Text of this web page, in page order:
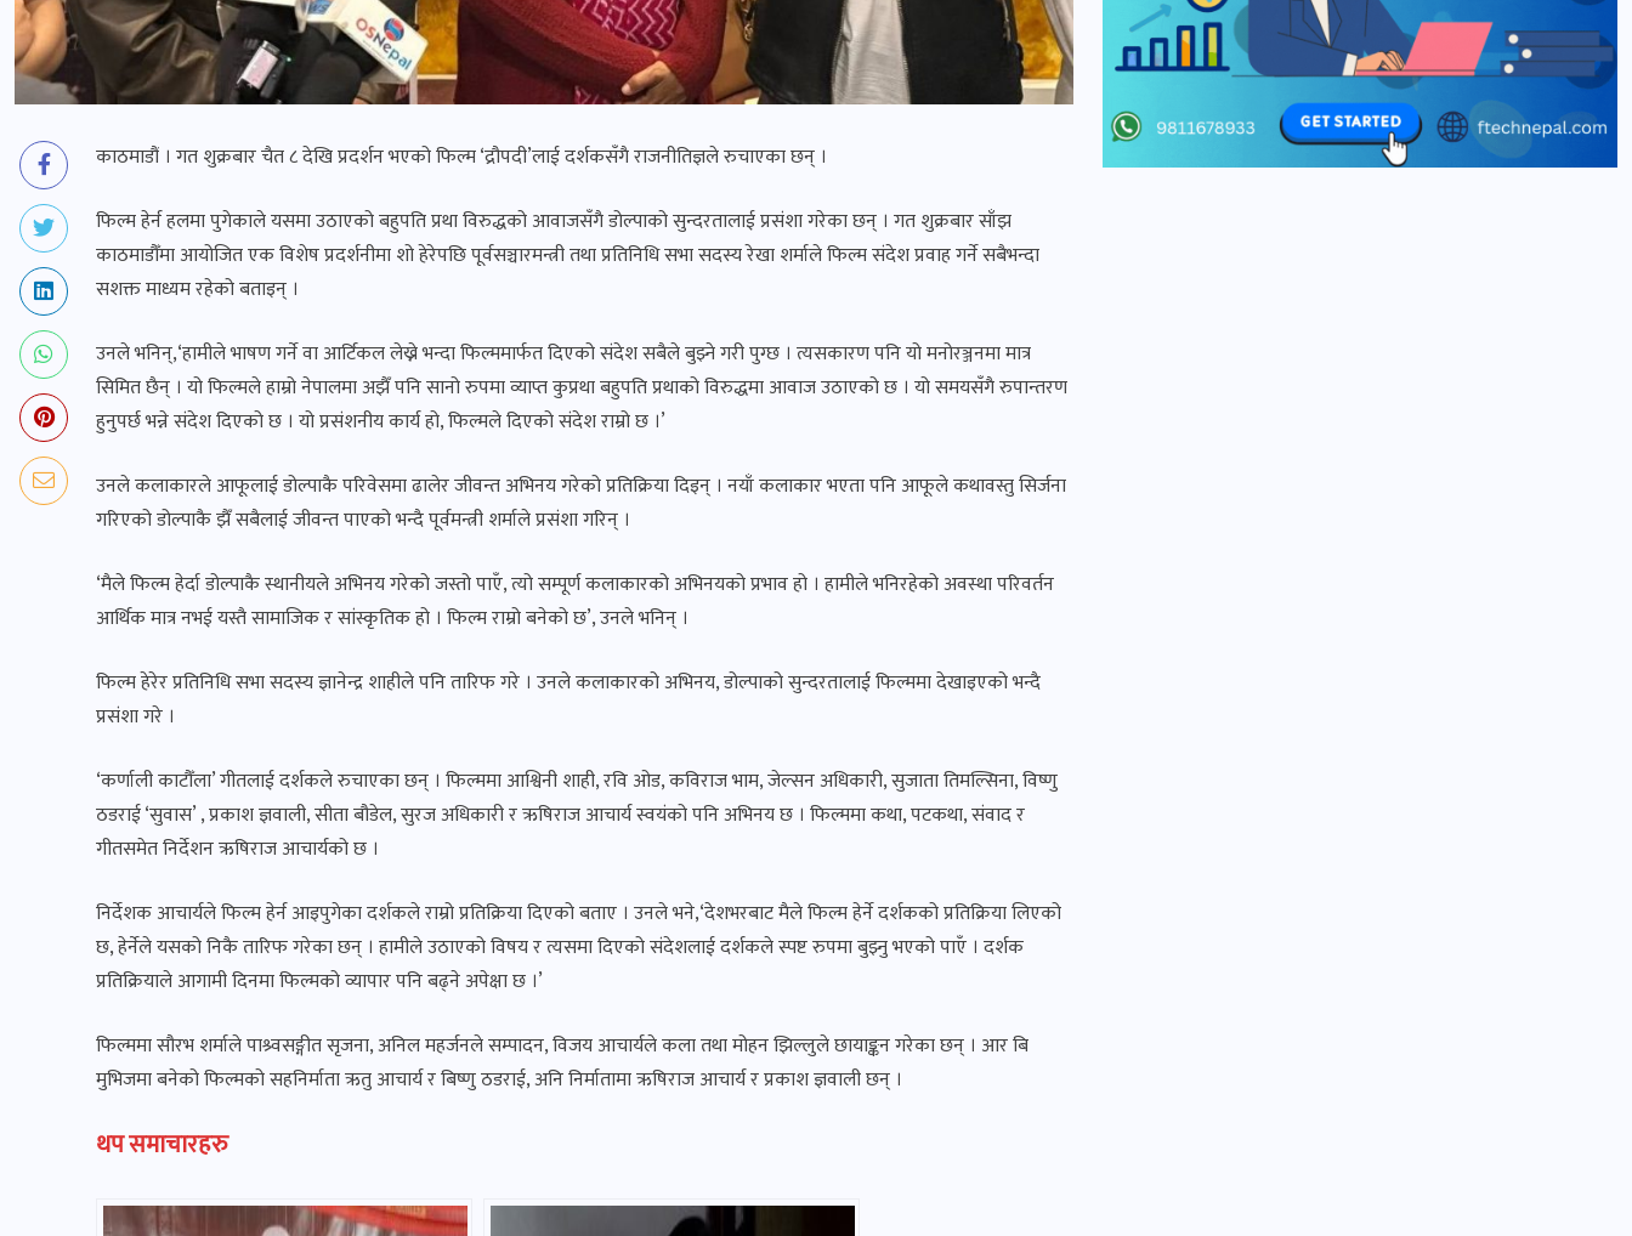
काठमाडौं । गत शुक्रबार चैत ८ देखि प्रदर्शन भएको फिल्म ‘द्रौपदी’लाई दर्शकसँगै राजनीतिज्ञले रुचाएका छन् ।
फिल्म हेर्न हलमा पुगेकाले यसमा उठाएको बहुपति प्रथा विरुद्धको आवाजसँगै डोल्पाको सुन्दरतालाई प्रसंशा गरेका छन् । गत शुक्रबार साँझ
काठमाडौँमा आयोजित एक विशेष प्रदर्शनीमा शो हेरेपछि पूर्वसञ्चारमन्त्री तथा प्रतिनिधि सभा सदस्य रेखा शर्माले फिल्म संदेश प्रवाह गर्ने सबैभन्दा
सशक्त माध्यम रहेको बताइन् ।
उनले भनिन्,‘हामीले भाषण गर्ने वा आर्टिकल लेख्ने भन्दा फिल्ममार्फत दिएको संदेश सबैले बुझ्ने गरी पुग्छ । त्यसकारण पनि यो मनोरञ्जनमा मात्र
सिमित छैन् । यो फिल्मले हाम्रो नेपालमा अझैँ पनि सानो रुपमा व्याप्त कुप्रथा बहुपति प्रथाको विरुद्धमा आवाज उठाएको छ । यो समयसँगै रुपान्तरण
हुनुपर्छ भन्ने संदेश दिएको छ । यो प्रसंशनीय कार्य हो, फिल्मले दिएको संदेश राम्रो छ ।’
उनले कलाकारले आफूलाई डोल्पाकै परिवेसमा ढालेर जीवन्त अभिनय गरेको प्रतिक्रिया दिइन् । नयाँ कलाकार भएता पनि आफूले कथावस्तु सिर्जना
गरिएको डोल्पाकै झैँ सबैलाई जीवन्त पाएको भन्दै पूर्वमन्त्री शर्माले प्रसंशा गरिन् ।
‘मैले फिल्म हेर्दा डोल्पाकै स्थानीयले अभिनय गरेको जस्तो पाएँ, त्यो सम्पूर्ण कलाकारको अभिनयको प्रभाव हो । हामीले भनिरहेको अवस्था परिवर्तन
आर्थिक मात्र नभई यस्तै सामाजिक र सांस्कृतिक हो । फिल्म राम्रो बनेको छ’, उनले भनिन् ।
फिल्म हेरेर प्रतिनिधि सभा सदस्य ज्ञानेन्द्र शाहीले पनि तारिफ गरे । उनले कलाकारको अभिनय, डोल्पाको सुन्दरतालाई फिल्ममा देखाइएको भन्दै
प्रसंशा गरे ।
‘कर्णाली काटौँला’ गीतलाई दर्शकले रुचाएका छन् । फिल्ममा आश्विनी शाही, रवि ओड, कविराज भाम, जेल्सन अधिकारी, सुजाता तिमल्सिना, विष्णु
ठडराई ‘सुवास’ , प्रकाश ज्ञवाली, सीता बौडेल, सुरज अधिकारी र ऋषिराज आचार्य स्वयंको पनि अभिनय छ । फिल्ममा कथा, पटकथा, संवाद र
गीतसमेत निर्देशन ऋषिराज आचार्यको छ ।
निर्देशक आचार्यले फिल्म हेर्न आइपुगेका दर्शकले राम्रो प्रतिक्रिया दिएको बताए । उनले भने,‘देशभरबाट मैले फिल्म हेर्ने दर्शकको प्रतिक्रिया लिएको
छ, हेर्नेले यसको निकै तारिफ गरेका छन् । हामीले उठाएको विषय र त्यसमा दिएको संदेशलाई दर्शकले स्पष्ट रुपमा बुझ्नु भएको पाएँ । दर्शक
प्रतिक्रियाले आगामी दिनमा फिल्मको व्यापार पनि बढ्ने अपेक्षा छ ।’
फिल्ममा सौरभ शर्माले पाश्र्वसङ्गीत सृजना, अनिल महर्जनले सम्पादन, विजय आचार्यले कला तथा मोहन झिल्लुले छायाङ्कन गरेका छन् । आर बि
मुभिजमा बनेको फिल्मको सहनिर्माता ऋतु आचार्य र बिष्णु ठडराई, अनि निर्मातामा ऋषिराज आचार्य र प्रकाश ज्ञवाली छन् ।
थप समाचारहरु